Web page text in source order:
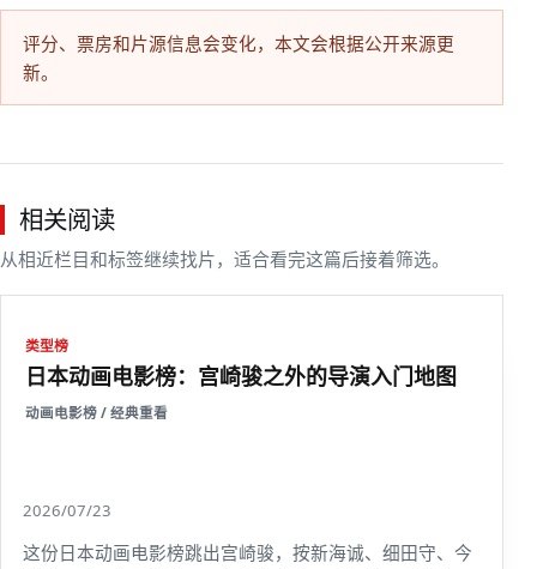
评分、票房和片源信息会变化，本文会根据公开来源更
新。
相关阅读
从相近栏目和标签继续找片，适合看完这篇后接着筛选。
类型榜
日本动画电影榜：宫崎骏之外的导演入门地图
动画电影榜 / 经典重看
2026/07/23
这份日本动画电影榜跳出宫崎骏，按新海诚、细田守、今